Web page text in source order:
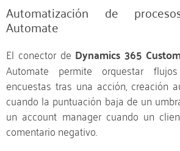
Automatización de
Automate
El conector de Dynamics 365
Automate permite orquestar
encuestas tras una acción, creación
cuando la puntuación baja de un
un account manager cuando un
comentario negativo.